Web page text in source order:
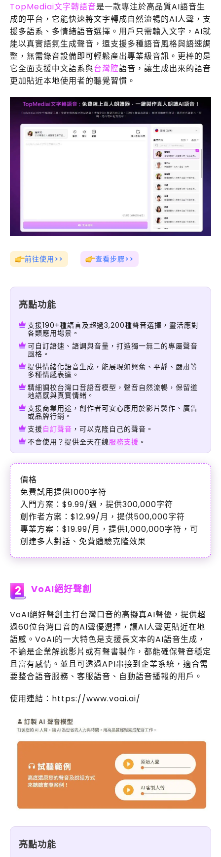
TopMediai文字轉語音是一款專注於高品質AI語音生
成的平台，它能快速將文字轉成自然流暢的AI人聲，支
援多語系、多情緒語音選擇。用戶只需輸入文字，AI就
能以真實語氣生成聲音，還支援多種語音風格與語速調
整，無需錄音設備即可輕鬆產出專業級音訊。更棒的是
它全面支援中文語系與台灣腔語音，讓生成出來的語音
更加貼近本地使用者的聽覺習慣。
前往使用>> 查看步驟>>
亮點功能
支援190+種語言及超過3,200種聲音選擇，靈活應對
各類應用場景。
可自訂語速、語調與音量，打造獨一無二的專屬聲音
風格。
提供情緒化語音生成，能展現如興奮、平靜、嚴肅等
多種情感表達。
精細調校台灣口音語音模型，聲音自然流暢，保留道
地語感與真實情緒。
支援商業用途，創作者可安心應用於影片製作、廣告
或品牌行銷。
支援自訂聲音 ，可以克隆自己的聲音。
不會使用？提供全天在線服務支援 。
價格
免費試用提供1000字符
入門方案：$9.99/週，提供300,000字符
創作者方案：$12.99/月，提供500,000字符
專業方案：$19.99/月，提供1,000,000字符，可
創建多人對話、免費體驗克隆效果
2 VoAI絕好聲創
VoAI絕好聲創主打台灣口音的高擬真AI聲優，提供超
過60位台灣口音的AI聲優選擇，讓AI人聲更貼近在地
語感。VoAI的一大特色是支援長文本的AI語音生成，
不論是企業解說影片或有聲書製作，都能確保聲音穩定
且富有感情。並且可透過API串接到企業系統，適合需
要整合語音服務、客服語音、自動語音播報的用戶。
使用連結：https://www.voai.ai/
亮點功能